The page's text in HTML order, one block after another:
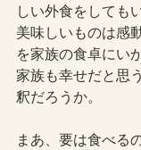
しい外食をしても
美味しいものは感
を家族の食卓にい
家族も幸せだと思
釈だろうか。
まあ、要は食べる